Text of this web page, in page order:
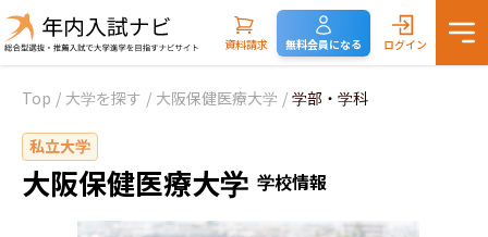
資料請求 無料会員になる ログイン
Top / 大学を探す / 大阪保健医療大学 / 学部・学科
私立大学
大阪保健医療大学 学校情報